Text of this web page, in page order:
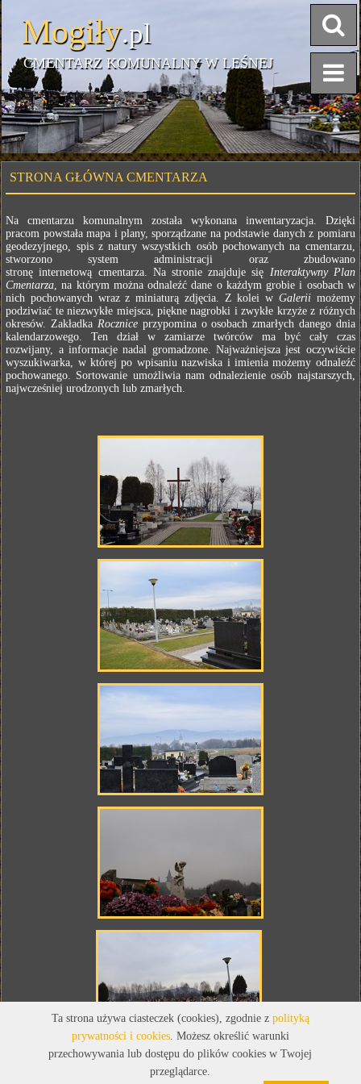
Mogiły.pl
CMENTARZ KOMUNALNY W LEŚNEJ
STRONA GŁÓWNA CMENTARZA
Na cmentarzu komunalnym została wykonana inwentaryzacja. Dzięki
pracom powstała mapa i plany, sporządzane na podstawie danych z pomiaru
geodezyjnego, spis z natury wszystkich osób pochowanych na cmentarzu,
stworzono system administracji oraz zbudowano
stronę internetową cmentarza. Na stronie znajduje się Interaktywny Plan
Cmentarza, na którym można odnaleźć dane o każdym grobie i osobach w
nich pochowanych wraz z miniaturą zdjęcia. Z kolei w Galerii możemy
podziwiać te niezwykłe miejsca, piękne nagrobki i zwykłe krzyże z różnych
okresów. Zakładka Roczniceprzypomina o osobach zmarłych danego dnia
kalendarzowego. Ten dział w zamiarze twórców ma być cały czas
rozwijany, a informacje nadal gromadzone. Najważniejsza jest oczywiście
wyszukiwarka, w której po wpisaniu nazwiska i imienia możemy odnaleźć
pochowanego. Sortowanie umożliwia nam odnalezienie osób najstarszych,
najwcześniej urodzonych lub zmarłych.
Ta strona używa ciasteczek (cookies), zgodnie z polityką
prywatności i cookies. Możesz określić warunki
przechowywania lub dostępu do plików cookies w Twojej
przeglądarce.